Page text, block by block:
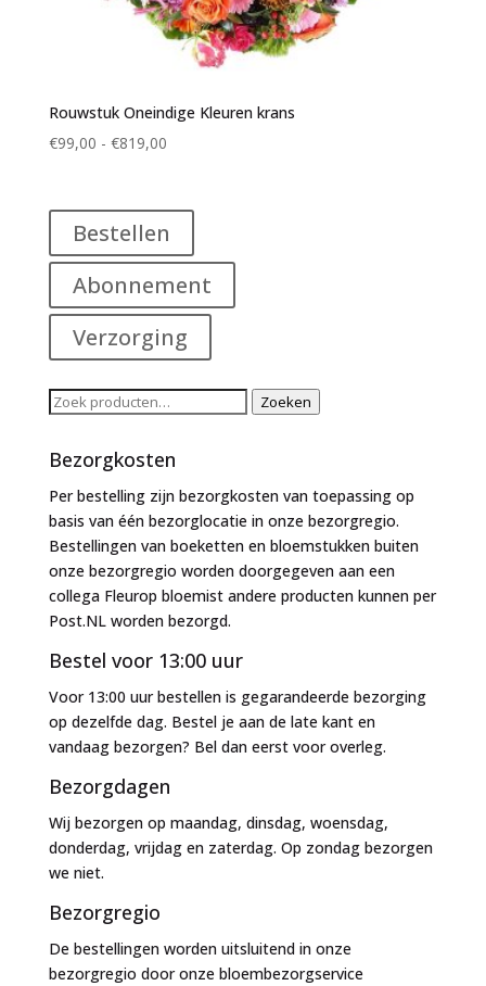
Rouwstuk Oneindige Kleuren krans
€99,00 - €819,00Prijsklasse:
€819,00
Bestellen
Abonnement
Verzorging
Zoeken
Zoeken
Bezorgkosten
Per bestelling zijn bezorgkosten van toepassing op
basis van één bezorglocatie in onze bezorgregio.
Bestellingen van boeketten en bloemstukken buiten
onze bezorgregio worden doorgegeven aan een
collega Fleurop bloemist andere producten kunnen per
Post.NL worden bezorgd.
Bestel voor 13:00 uur
Voor 13:00 uur bestellen is gegarandeerde bezorging
op dezelfde dag. Bestel je aan de late kant en
vandaag bezorgen? Bel dan eerst voor overleg.
Bezorgdagen
Wij bezorgen op maandag, dinsdag, woensdag,
donderdag, vrijdag en zaterdag. Op zondag bezorgen
we niet.
Bezorgregio
De bestellingen worden uitsluitend in onze
bezorgregio door onze bloembezorgservice